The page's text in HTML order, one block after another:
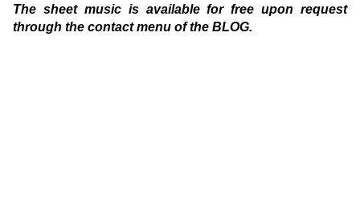
The sheet music is available for free upon request
through the contact menu of the BLOG.